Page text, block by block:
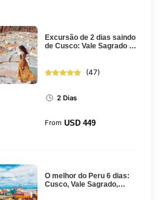
Excursão de 2 dias saindo
de Cusco: Vale Sagrado e
(47)
2 Dias
From USD 449
O melhor do Peru 6 dias:
Cusco, Vale Sagrado,